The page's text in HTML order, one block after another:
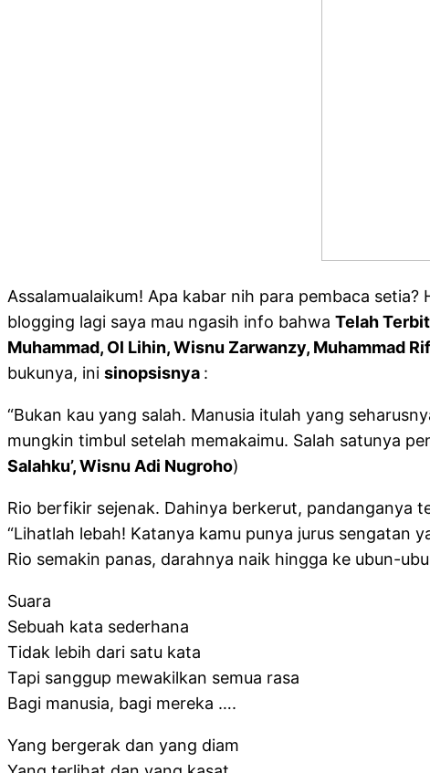
Assalamualaikum! Apa kabar nih para pembaca setia?
blogging lagi saya mau ngasih info bahwa Telah
Muhammad, Ol Lihin, Wisnu Zarwanzy, Muhammad
bukunya, ini sinopsisnya :
“Bukan kau yang salah. Manusia itulah yang
mungkin timbul setelah memakaimu. Salah satunya
Salahku’, Wisnu Adi Nugroho)
Rio berfikir sejenak. Dahinya berkerut, pandanganya
“Lihatlah lebah! Katanya kamu punya jurus sengatan
Rio semakin panas, darahnya naik hingga ke ubun-
Suara
Sebuah kata sederhana
Tidak lebih dari satu kata
Tapi sanggup mewakilkan semua rasa
Bagi manusia, bagi mereka ….
Yang bergerak dan yang diam